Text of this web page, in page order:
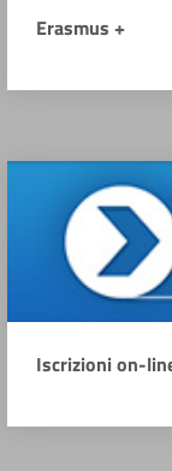
Erasmus +
Iscrizioni on-